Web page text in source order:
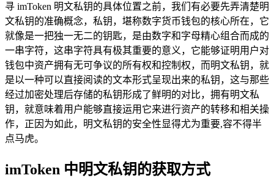
寻 imToken 明文私钥的具体位置之前，我们有必要先弄清楚明
文私钥的准确概念，私钥，堪称数字货币钱包的核心所在，它
就像是一把独一无二的钥匙，是由数字和字母精心组合而成的
一串字符，这串字符具有极其重要的意义，它能够证明用户对
钱包中资产拥有无可争议的所有权和控制权，而明文私钥，就
是以一种可以直接阅读的文本形式呈现出来的私钥，这与那些
经过加密处理后存储的私钥形成了鲜明的对比，拥有明文私
钥，就意味着用户能够直接运用它来进行资产的转移和相关操
作，正因为如此，明文私钥的安全性显得尤为重要,容不得半
点马虎。
imToken 中明文私钥的获取方式